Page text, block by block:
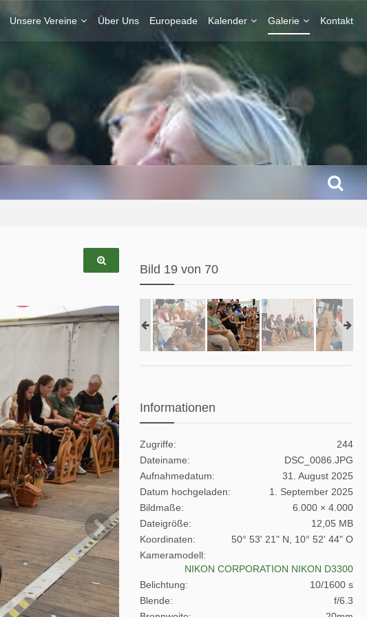
Unsere Vereine Über Uns Europeade Kalender Galerie Kontakt
Bild 19 von 70
Informationen
Zugriffe
244
Dateiname
DSC_0086.JPG
Aufnahmedatum
31. August 2025
Datum hochgeladen
1. September 2025
Bildmaße
6.000 × 4.000
Dateigröße
12,05 MB
Koordinaten
50° 53' 21" N, 10° 52' 44" O
Kameramodell
NIKON CORPORATION NIKON D3300
Belichtung
10/1600 s
Blende
f/6.3